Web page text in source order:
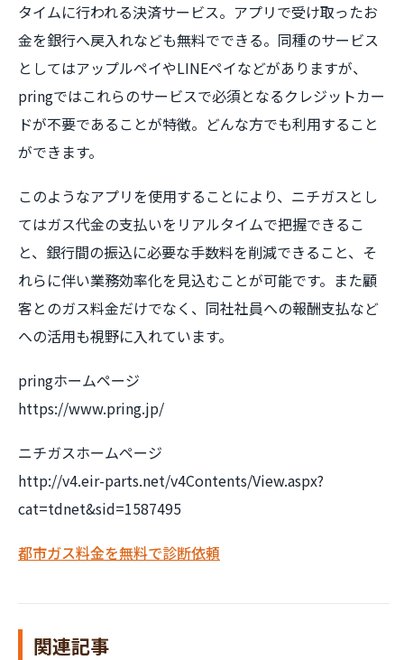
タイムに行われる決済サービス。アプリで受け取ったお
金を銀行へ戻入れなども無料でできる。同種のサービス
としてはアップルペイやLINEペイなどがありますが、
pringではこれらのサービスで必須となるクレジットカー
ドが不要であることが特徴。どんな方でも利用すること
ができます。
このようなアプリを使用することにより、ニチガスとし
てはガス代金の支払いをリアルタイムで把握できるこ
と、銀行間の振込に必要な手数料を削減できること、そ
れらに伴い業務効率化を見込むことが可能です。また顧
客とのガス料金だけでなく、同社社員への報酬支払など
への活用も視野に入れています。
pringホームページ
https://www.pring.jp/
ニチガスホームページ
http://v4.eir-parts.net/v4Contents/View.aspx?
cat=tdnet&sid=1587495
都市ガス料金を無料で診断依頼
関連記事